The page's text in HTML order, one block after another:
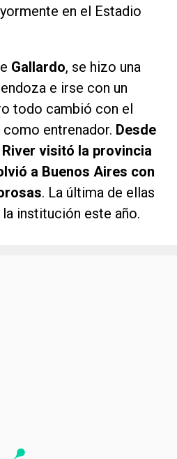
en el Estadio
Gallardo, se hizo una
e irse con un
todo cambió con el
como entrenador. Desde
River visitó la provincia
a Buenos Aires con
. La última de ellas
institución este año.